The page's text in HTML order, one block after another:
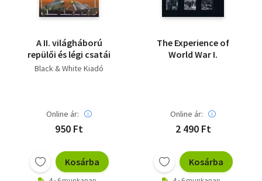
A II. világháború
repülői és légi csatái
Black & White Kiadó
Online ár:
950 Ft
Kosárba
The Experience of
World War I.
Online ár:
2 490 Ft
Kosárba